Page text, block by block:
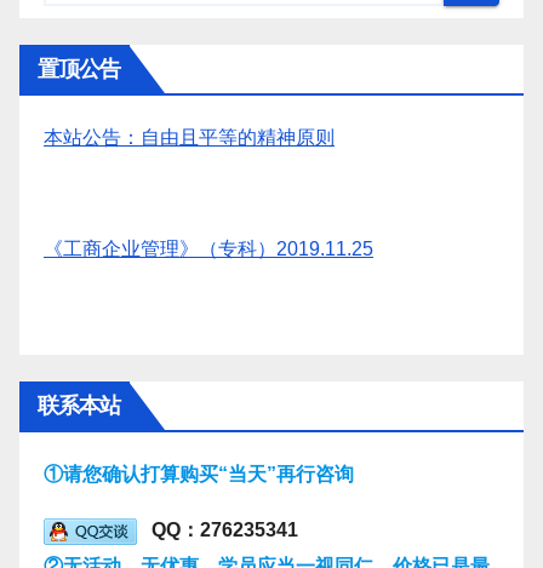
置顶公告
本站公告：自由且平等的精神原则
《工商企业管理》（专科）2019.11.25
联系本站
①请您确认打算购买“当天”再行咨询
QQ：276235341